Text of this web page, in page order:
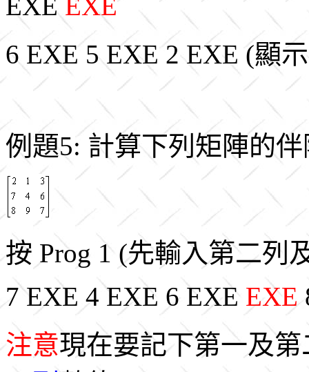
6 EXE 5 EXE 2 EXE (顯
例題5: 計算下列矩陣的
按 Prog 1 (先輸入第二列
7 EXE 4 EXE 6 EXE EXE
注意現在要記下第一及第